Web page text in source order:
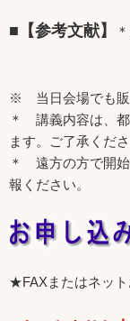
■【参考文献】
※ 当日会場でも販
＊ 講義内容は、
ます。ご了承くださ
＊ 遠方の方で開
報ください。
★FAXまたはネット